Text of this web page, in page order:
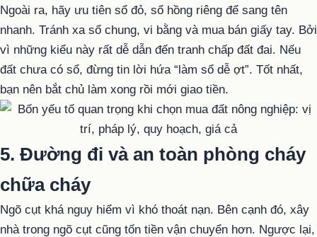
Ngoài ra, hãy ưu tiên sổ đỏ, sổ hồng riêng để sang tên
nhanh. Tránh xa sổ chung, vi bằng và mua bán giấy tay. Bởi
vì những kiểu này rất dễ dẫn đến tranh chấp đất đai. Nếu
đất chưa có sổ, đừng tin lời hứa “làm sổ dễ ợt”. Tốt nhất,
bạn nên bắt chủ làm xong rồi mới giao tiền.
5. Đường đi và an toàn phòng cháy
chữa cháy
Ngõ cụt khá nguy hiểm vì khó thoát nạn. Bên cạnh đó, xây
nhà trong ngõ cụt cũng tốn tiền vận chuyển hơn. Ngược lại,